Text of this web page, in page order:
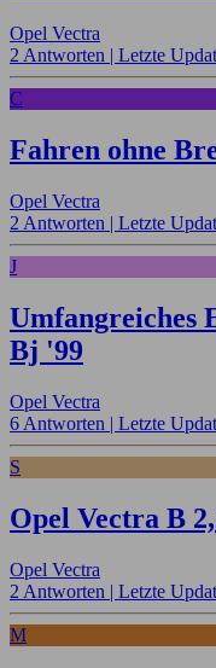
Opel Vectra
2 Antworten | Letzte
C
Fahren ohne
Opel Vectra
2 Antworten | Letzte
J
Umfangreiches
Bj '99
Opel Vectra
6 Antworten | Letzte
S
Opel Vectra B
Opel Vectra
2 Antworten | Letzte
M